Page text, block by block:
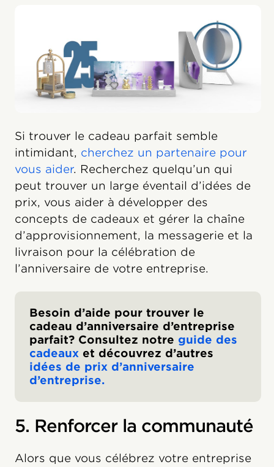
Si trouver le cadeau parfait semble
intimidant, cherchez un partenaire pour
vous aider. Recherchez quelqu’un qui
peut trouver un large éventail d’idées de
prix, vous aider à développer des
concepts de cadeaux et gérer la chaîne
d’approvisionnement, la messagerie et la
livraison pour la célébration de
l’anniversaire de votre entreprise.
Besoin d’aide pour trouver le
cadeau d’anniversaire d’entreprise
parfait? Consultez notre guide des
cadeaux et découvrez d’autres
idées de prix d’anniversaire
d’entreprise.
5. Renforcer la communauté
Alors que vous célébrez votre entreprise